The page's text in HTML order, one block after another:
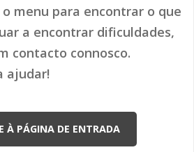
menu para encontrar o que
a encontrar dificuldades,
contacto connosco.
ajudar!
À PÁGINA DE ENTRADA